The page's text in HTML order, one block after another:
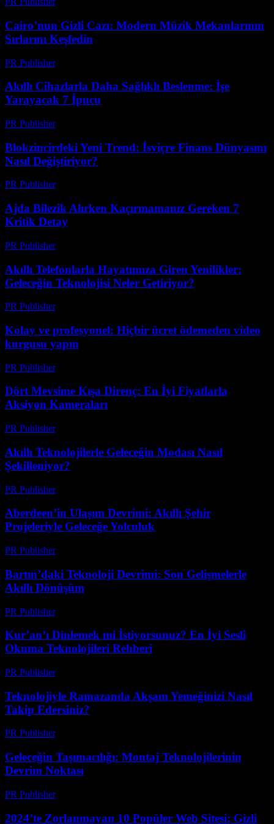
Cairo’nun Gizli Cazı: Modern Müzik Mekanlarının
Sırlarını Keşfedin
PR Publisher-
Akıllı Cihazlarla Daha Sağlıklı Beslenme: İşe
Yarayacak 7 İpucu
PR Publisher-
Blokzincirdeki Yeni Trend: İsviçre Finans Dünyasını
Nasıl Değiştiriyor?
PR Publisher-
Ajda Bilezik Alırken Kaçırmamanız Gereken 7
Kritik Detay
PR Publisher-
Akıllı Telefonlarla Hayatımıza Giren Yenilikler:
Geleceğin Teknolojisi Neler Getiriyor?
PR Publisher-
Kolay ve profesyonel: Hiçbir ücret ödemeden video
kurgusu yapın
PR Publisher-
Dört Mevsime Kışa Direnç: En İyi Fiyatlarla
Aksiyon Kameraları
PR Publisher-
Akıllı Teknolojilerle Geleceğin Modası Nasıl
Şekilleniyor?
PR Publisher-
Aberdeen’in Ulaşım Devrimi: Akıllı Şehir
Projeleriyle Geleceğe Yolculuk
PR Publisher-
Bartın’daki Teknoloji Devrimi: Son Gelişmelerle
Akıllı Dönüşüm
PR Publisher-
Kur’an’ı Dinlemek mi İstiyorsunuz? En İyi Sesli
Okuma Teknolojileri Rehberi
PR Publisher-
Teknolojiyle Ramazanda Akşam Yemeğinizi Nasıl
Takip Edersiniz?
PR Publisher-
Geleceğin Taşımacılığı: Montaj Teknolojilerinin
Devrim Noktası
PR Publisher-
2024’te Zorlanmayan 10 Popüler Web Sitesi: Gizli